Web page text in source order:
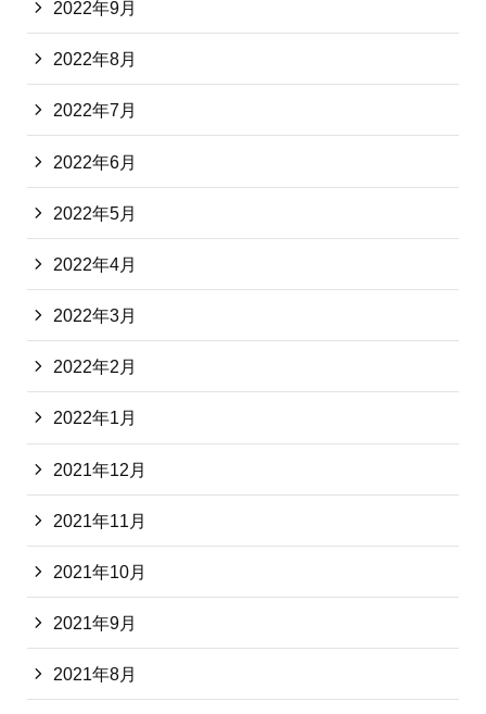
2022年9月
2022年8月
2022年7月
2022年6月
2022年5月
2022年4月
2022年3月
2022年2月
2022年1月
2021年12月
2021年11月
2021年10月
2021年9月
2021年8月